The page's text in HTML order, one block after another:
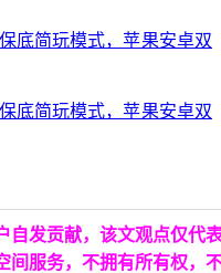
自发贡献，该文观点仅代
间服务，不拥有所有权，